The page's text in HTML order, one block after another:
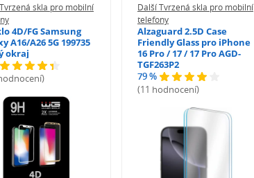
skla pro mobilní
4D/FG Samsung
A16/A26 5G 199735
okraj
Další Tvrzená skla pro mobilní
telefony
Alzaguard 2.5D Case
Friendly Glass pro iPhone
16 Pro / 17 / 17 Pro AGD-
TGF263P2
79 %
(11 hodnocení)